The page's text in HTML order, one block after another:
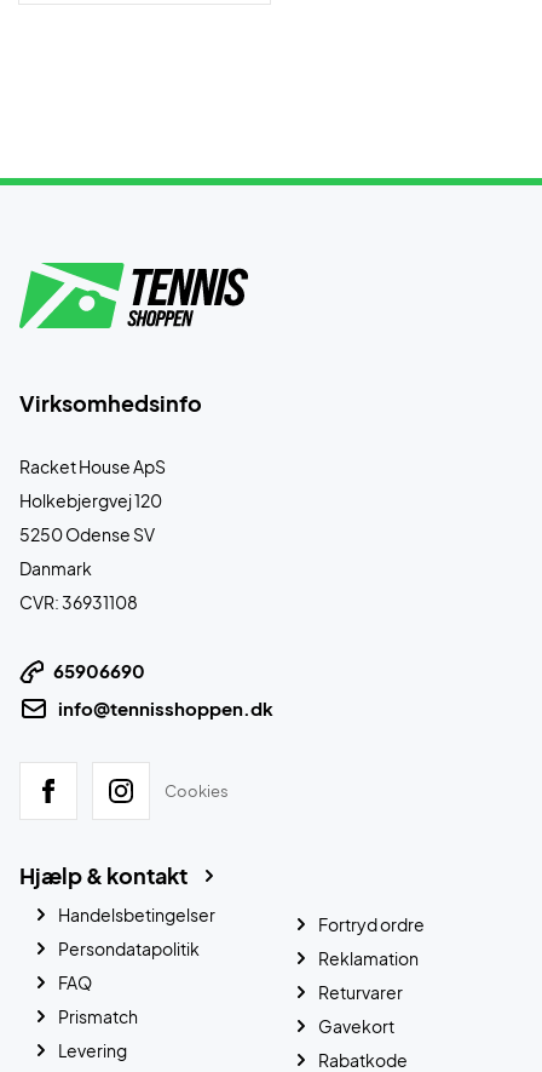
Virksomhedsinfo
Racket House ApS
Holkebjergvej 120
5250 Odense SV
Danmark
CVR: 36931108
65906690
info@tennisshoppen.dk
Cookies
Hjælp & kontakt
Handelsbetingelser
Persondatapolitik
FAQ
Prismatch
Levering
Fortryd ordre
Reklamation
Returvarer
Gavekort
Rabatkode